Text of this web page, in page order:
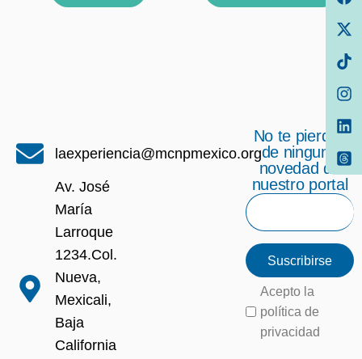
laexperiencia@mcnpmexico.org
Av. José
María
Larroque
1234.Col.
Nueva,
Mexicali,
Baja
California
No te pierdas
de ninguna
novedad de
nuestro portal
Suscribirse
Acepto la
política de
privacidad